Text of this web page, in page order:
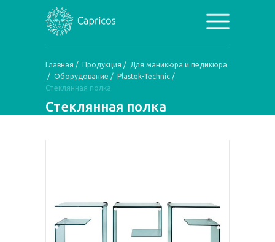
Главная / Продукция / Для маникюра и педикюра
/ Оборудование / Plastek-Technic /
Стеклянная полка
Стеклянная полка